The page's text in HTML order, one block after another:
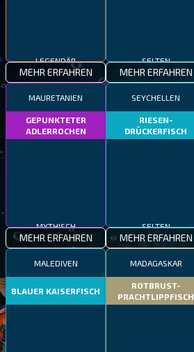
LEGENDÄR
MEHR ERFAHREN
SELTEN
MEHR ERFAHREN
MAURETANIEN
GEPUNKTETER
ADLERROCHEN
MYTHISCH
MEHR ERFAHREN
SEYCHELLEN
RIESEN-
DRÜCKERFISCH
SELTEN
MEHR ERFAHREN
MALEDIVEN
BLAUER KAISERFISCH
MADAGASKAR
ROTBRUST-
PRACHTLIPPFISCH